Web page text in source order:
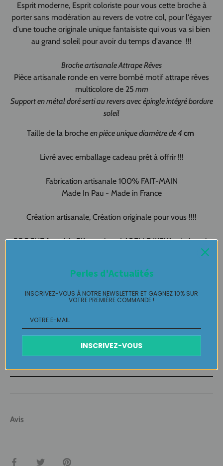
Esprit moderne, Esprit coloriste pour vous cette broche à
porter sans modération au revers de votre col, pour l'égayer
d'une touche originale unique fantaisiste qui vous va si bien
au grand soleil pour avoir du temps d'avance !!!
Broche artisanale Attrape Rêves
Pièce artisanale ronde en verre bombé motif attrape rêves
multicolore de 25 mm
Support en métal doré serti au revers avec épingle intégré bordure
soleil
Taille de la broche en pièce unique diamètre de 4 cm
Livré avec emballage cadeau prêt à offrir !!!
Fabrication artisanale 100% FAIT-MAIN
Made In Pau - Made in France
Création artisanale, Création originale pour vous !!!!
BROCHE fantaisie Pièce unique LABELLE IKEYA : du jamais
vu, jamais porté que par celle qui l'adopte et s'en pare ….
Plaisir de Créer, Désir de Plaire !
Retours Gratuits
Avis
Partager TweeterÉpingler
Perles d'Actualités
INSCRIVEZ-VOUS À NOTRE NEWSLETTER ET GAGNEZ 10% SUR
VOTRE PREMIÈRE COMMANDE !
INSCRIVEZ-VOUS